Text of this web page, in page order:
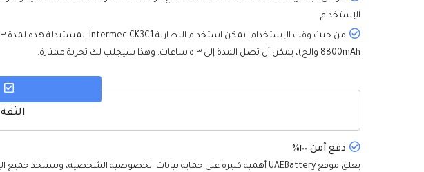
الإستخدام.
8800mAh والخ)، يمكن أن تصل المدة إلى ٣-٥ ساعات. وهذا سيجلب لك تجربة ممتازة.
دفع آمن ١٠٠٪